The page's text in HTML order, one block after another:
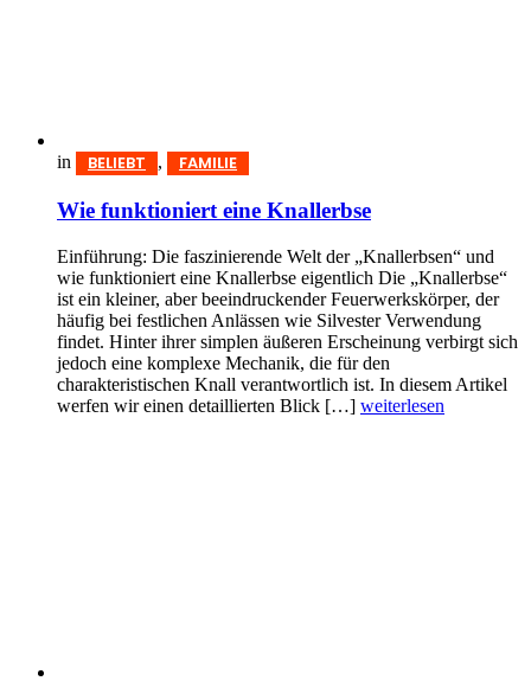
in BELIEBT , FAMILIE
Wie funktioniert eine Knallerbse
Einführung: Die faszinierende Welt der „Knallerbsen“ und
wie funktioniert eine Knallerbse eigentlich Die „Knallerbse“
ist ein kleiner, aber beeindruckender Feuerwerkskörper, der
häufig bei festlichen Anlässen wie Silvester Verwendung
findet. Hinter ihrer simplen äußeren Erscheinung verbirgt sich
jedoch eine komplexe Mechanik, die für den
charakteristischen Knall verantwortlich ist. In diesem Artikel
werfen wir einen detaillierten Blick […] weiterlesen